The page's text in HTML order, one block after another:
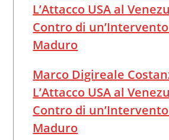
L’Attacco USA al
Contro di
Maduro
Marco Digireale
L’Attacco USA al
Contro di
Maduro